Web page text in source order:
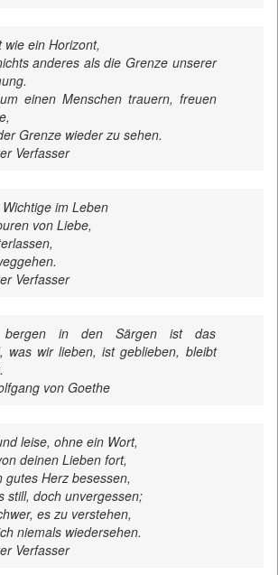
wie ein Horizont,
anderes als die Grenze unserer
einen Menschen trauern, freuen
Grenze wieder zu sehen.
Verfasser
im Leben
von Liebe,
Verfasser
in den Särgen ist das
was wir lieben, ist geblieben, bleibt
von Goethe
leise, ohne ein Wort,
deinen Lieben fort,
gutes Herz besessen,
still, doch unvergessen;
es zu verstehen,
niemals wiedersehen.
Verfasser